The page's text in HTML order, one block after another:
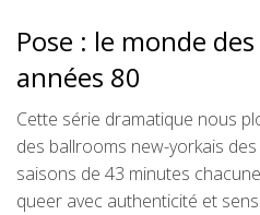
Pose : le monde
années 80
Cette série dramatique nous
des ballrooms new-yorkais
saisons de 43 minutes
queer avec authenticité et